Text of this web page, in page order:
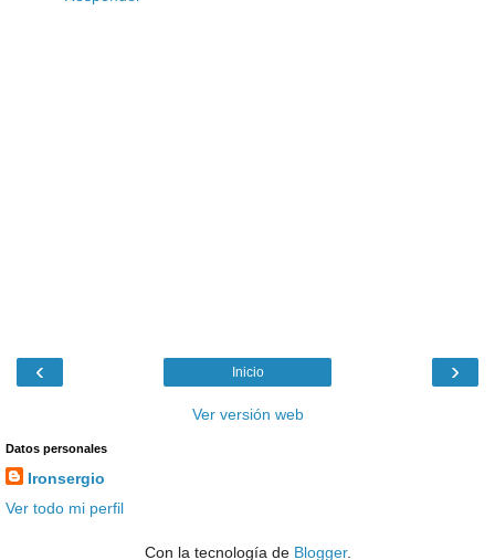
‹ ›
Inicio
Ver versión web
Datos personales
Ironsergio
Ver todo mi perfil
Con la tecnología de Blogger.